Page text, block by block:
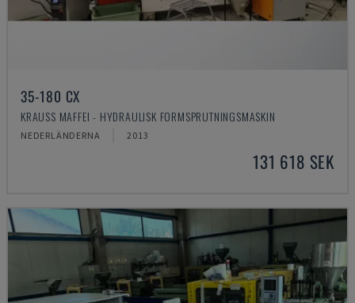
35-180 CX
KRAUSS MAFFEI - HYDRAULISK FORMSPRUTNINGSMASKIN
NEDERLÄNDERNA 2013
131 618 SEK